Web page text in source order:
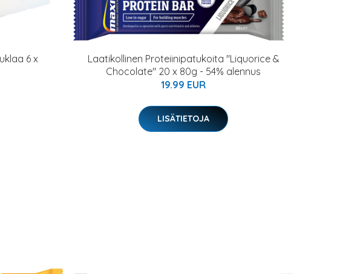
6 x
Laatikollinen Proteiinipatukoita "Liquorice &
Chocolate" 20 x 80g - 54% alennus
19.99 EUR
LISÄTIETOJA